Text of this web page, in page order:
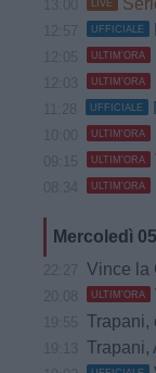
LIVE
UFFICIALE
ULTIM'ORA
ULTIM'ORA
UFFICIALE
ULTIM'ORA
ULTIM'ORA
ULTIM'ORA
Mercoledì
Vince la
ULTIM'ORA
Trapani,
Trapani,